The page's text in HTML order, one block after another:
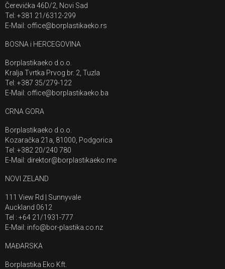
Čerevićka 46D/2, Novi Sad
Tel: +381 21/6312-299
E-Mail: office@borplastikaeko.rs
BOSNA i HERCEGOVINA
Borplastikaeko d.o.o.
Kralja Tvrtka Prvog br. 2, Tuzla
Tel: +387 35/279-122
E-Mail: office@borplastikaeko.ba
CRNA GORA
Borplastikaeko d.o.o.
Kozaračka 21a, 81000, Podgorica
Tel: +382 20/240 780
E-Mail: direktor@borplastikaeko.me
NOVI ZELAND
111 View Rd | Sunnyvale
Auckland 0612
Tel : +64 21/1931-777
E-Mail: info@bor-plastika.co.nz
MAĐARSKA
Borplastika Eko Kft.